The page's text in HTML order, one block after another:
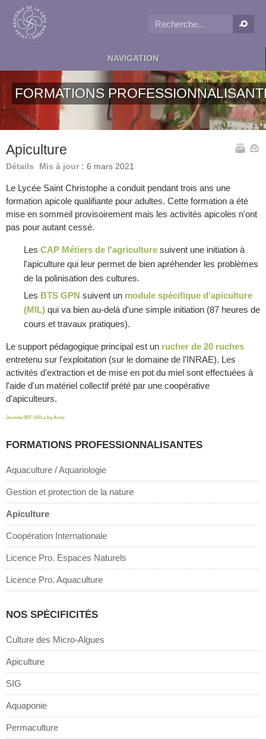
NAVIGATION
FORMATIONS
Apiculture
Détails Mis à jour : 6 mars 2021
Le Lycée Saint Christophe a conduit pendant trois ans une
formation apicole qualifiante pour adultes. Cette formation a été
mise en sommeil provisoirement mais les activités apicoles n'ont
pas pour autant cessé.
Les CAP Métiers de l'agriculture suivent une initiation à
l'apiculture qui leur permet de bien apréhender les problèmes
de la polinisation des cultures.
Les BTS GPN suivent un module spécifique d'apiculture
(MIL) qui va bien au-delà d'une simple initiation (87 heures de
cours et travaux pratiques).
Le support pédagogique principal est un rucher de 20 ruches
entretenu sur l'exploitation (sur le domaine de l'INRAE). Les
activités d'extraction et de mise en pot du miel sont effectuées à
l'aide d'un matériel collectif prété par une coopérative
d'apiculteurs.
Joomla SEF URLs by Artio
FORMATIONS PROFESSIONNALISANTES
Aquaculture / Aquariologie
Gestion et protection de la nature
Apiculture
Coopération Internationale
Licence Pro. Espaces Naturels
Licence Pro. Aquaculture
NOS SPÉCIFICITÉS
Culture des Micro-Algues
Apiculture
SIG
Aquaponie
Permaculture